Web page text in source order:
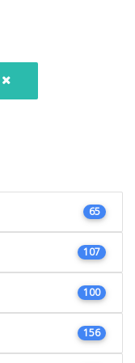
65
107
100
156